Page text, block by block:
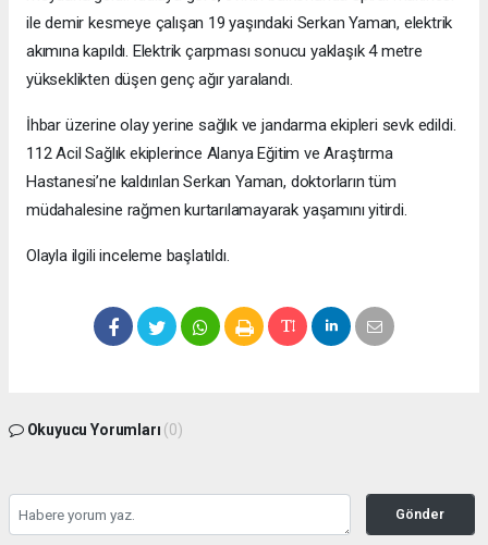
ile demir kesmeye çalışan 19 yaşındaki Serkan Yaman, elektrik
akımına kapıldı. Elektrik çarpması sonucu yaklaşık 4 metre
yükseklikten düşen genç ağır yaralandı.
İhbar üzerine olay yerine sağlık ve jandarma ekipleri sevk edildi.
112 Acil Sağlık ekiplerince Alanya Eğitim ve Araştırma
Hastanesi’ne kaldırılan Serkan Yaman, doktorların tüm
müdahalesine rağmen kurtarılamayarak yaşamını yitirdi.
Olayla ilgili inceleme başlatıldı.
Okuyucu Yorumları (0)
Gönder